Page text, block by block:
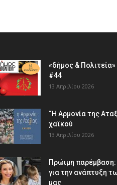
«δήμος &
#44
13 Απριλίου 2026
“Η Αρμονία της
χαϊκού
13 Απριλίου 2026
Πρώιμη παρέμβαση:
για την ανάπτυξη
µας